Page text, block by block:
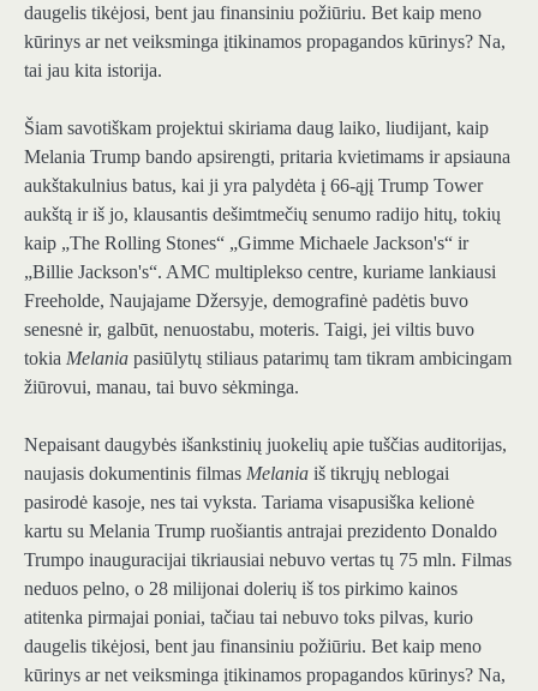
daugelis tikėjosi, bent jau finansiniu požiūriu. Bet kaip meno
kūrinys ar net veiksminga įtikinamos propagandos kūrinys? Na,
tai jau kita istorija.
Šiam savotiškam projektui skiriama daug laiko, liudijant, kaip
Melania Trump bando apsirengti, pritaria kvietimams ir apsiauna
aukštakulnius batus, kai ji yra palydėta į 66-ąjį Trump Tower
aukštą ir iš jo, klausantis dešimtmečių senumo radijo hitų, tokių
kaip „The Rolling Stones“ „Gimme Michaele Jackson's“ ir
„Billie Jackson's“. AMC multiplekso centre, kuriame lankiausi
Freeholde, Naujajame Džersyje, demografinė padėtis buvo
senesnė ir, galbūt, nenuostabu, moteris. Taigi, jei viltis buvo
tokia Melania pasiūlytų stiliaus patarimų tam tikram ambicingam
žiūrovui, manau, tai buvo sėkminga.
Nepaisant daugybės išankstinių juokelių apie tuščias auditorijas,
naujasis dokumentinis filmas Melania iš tikrųjų neblogai
pasirodė kasoje, nes tai vyksta. Tariama visapusiška kelionė
kartu su Melania Trump ruošiantis antrajai prezidento Donaldo
Trumpo inauguracijai tikriausiai nebuvo vertas tų 75 mln. Filmas
neduos pelno, o 28 milijonai dolerių iš tos pirkimo kainos
atitenka pirmajai poniai, tačiau tai nebuvo toks pilvas, kurio
daugelis tikėjosi, bent jau finansiniu požiūriu. Bet kaip meno
kūrinys ar net veiksminga įtikinamos propagandos kūrinys? Na,